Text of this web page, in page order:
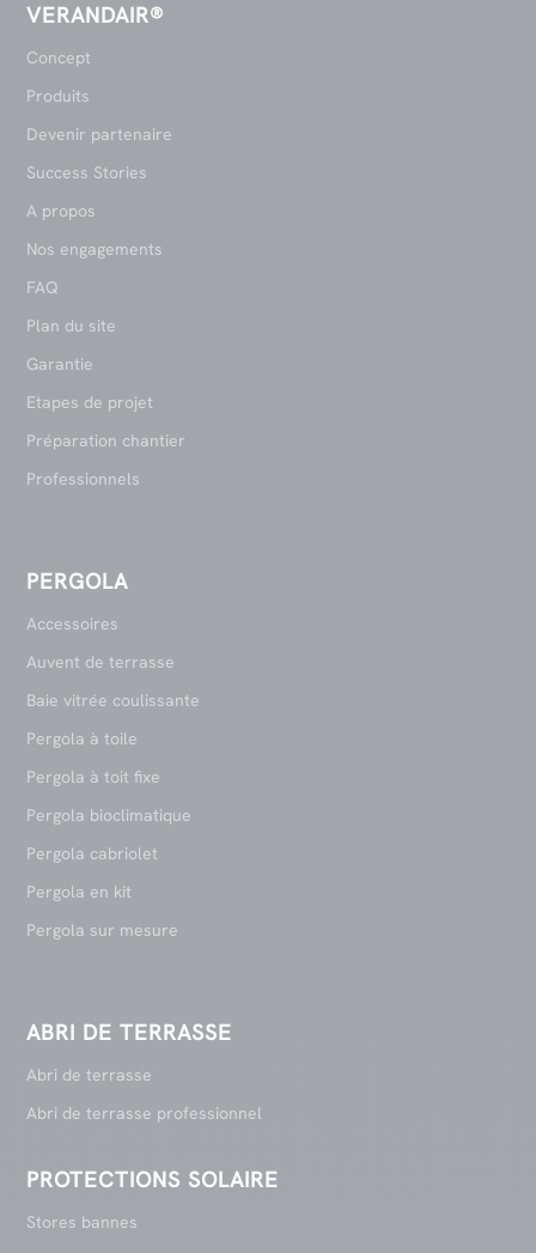
VERANDAIR®
Concept
Produits
Devenir partenaire
Success Stories
A propos
Nos engagements
FAQ
Plan du site
Garantie
Etapes de projet
Préparation chantier
Professionnels
PERGOLA
Accessoires
Auvent de terrasse
Baie vitrée coulissante
Pergola à toile
Pergola à toit fixe
Pergola bioclimatique
Pergola cabriolet
Pergola en kit
Pergola sur mesure
ABRI DE TERRASSE
Abri de terrasse
Abri de terrasse professionnel
PROTECTIONS SOLAIRE
Stores bannes